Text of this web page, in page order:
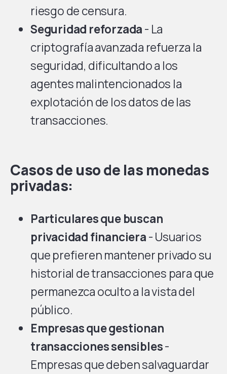
riesgo de censura.
Seguridad reforzada- La
criptografía avanzada refuerza la
seguridad, dificultando a los
agentes malintencionados la
explotación de los datos de las
transacciones.
Casos de uso de las monedas
privadas:
Particulares que buscan
privacidad financiera- Usuarios
que prefieren mantener privado su
historial de transacciones para que
permanezca oculto a la vista del
público.
Empresas que gestionan
transacciones sensibles-
Empresas que deben salvaguardar